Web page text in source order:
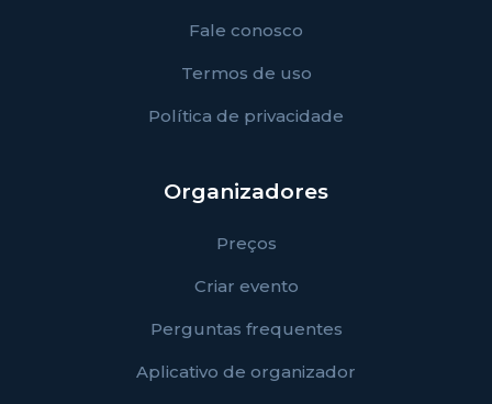
Fale conosco
Termos de uso
Política de privacidade
Organizadores
Preços
Criar evento
Perguntas frequentes
Aplicativo de organizador